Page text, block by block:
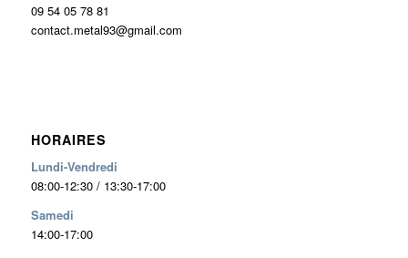
09 54 05 78 81
contact.metal93@gmail.com
HORAIRES
Lundi-Vendredi
08:00-12:30 / 13:30-17:00
Samedi
14:00-17:00